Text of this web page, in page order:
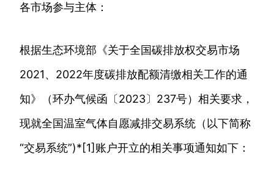
各市场参与主体：
根据生态环境部《关于全国碳排放权交易市场
2021、2022年度碳排放配额清缴相关工作的通
知》（环办气候函〔2023〕237号）相关要求，
现就全国温室气体自愿减排交易系统（以下简称
“交易系统”)*[1]账户开立的相关事项通知如下：